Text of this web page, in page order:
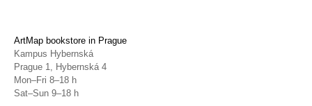
ArtMap bookstore in Prague
Kampus Hybernská
Prague 1, Hybernská 4
Mon–Fri 8–18 h
Sat–Sun 9–18 h